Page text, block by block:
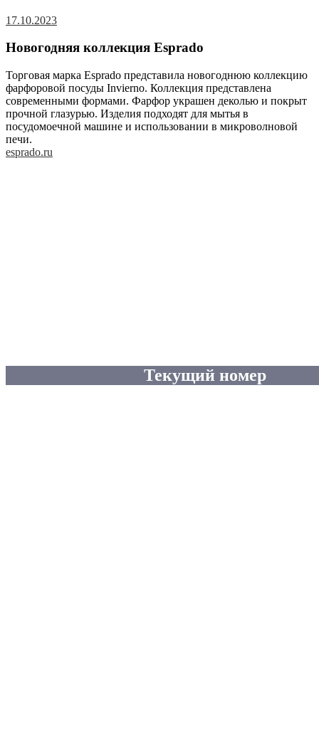
17.10.2023
Новогодняя коллекция Esprado
Торговая марка Esprado представила новогоднюю коллекцию
фарфоровой посуды Invierno. Коллекция представлена
современными формами. Фарфор украшен деколью и покрыт
прочной глазурью. Изделия подходят для мытья в
посудомоечной машине и использовании в микроволновой
печи.
esprado.ru
Текущий номер